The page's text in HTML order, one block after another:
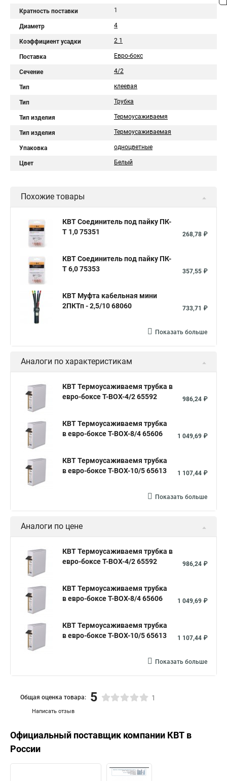
Кратность поставки 1
Диаметр 4
Коэффициент усадки 2 1
Поставка Евро-бокс
Сечение 4/2
Тип клеевая
Тип Трубка
Тип изделия Термоусаживаемя
Тип изделия Термоусаживаемая
Упаковка одноцветные
Цвет Белый
Похожие товары
КВТ Соединитель под пайку ПК-
Т 1,0 75351
268,78 ₽
КВТ Соединитель под пайку ПК-
Т 6,0 75353
357,55 ₽
КВТ Муфта кабельная мини
2ПКТп - 2,5/10 68060
733,71 ₽
Показать больше
Аналоги по характеристикам
КВТ Термоусаживаемя трубка в
евро-боксе Т-BOX-4/2 65592
986,24 ₽
КВТ Термоусаживаемя трубка
в евро-боксе Т-BOX-8/4 65606
1 049,69 ₽
КВТ Термоусаживаемя трубка
в евро-боксе Т-BOX-10/5 65613
1 107,44 ₽
Показать больше
Аналоги по цене
КВТ Термоусаживаемя трубка в
евро-боксе Т-BOX-4/2 65592
986,24 ₽
КВТ Термоусаживаемя трубка
в евро-боксе Т-BOX-8/4 65606
1 049,69 ₽
КВТ Термоусаживаемя трубка
в евро-боксе Т-BOX-10/5 65613
1 107,44 ₽
Показать больше
Написать отзыв
Общая оценка товара: 5 1
Официальный поставщик компании КВТ в
России